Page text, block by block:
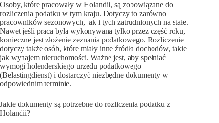
Osoby, które pracowały w Holandii, są zobowiązane do
rozliczenia podatku w tym kraju. Dotyczy to zarówno
pracowników sezonowych, jak i tych zatrudnionych na stałe.
Nawet jeśli praca była wykonywana tylko przez część roku,
konieczne jest złożenie zeznania podatkowego. Rozliczenie
dotyczy także osób, które miały inne źródła dochodów, takie
jak wynajem nieruchomości. Ważne jest, aby spełniać
wymogi holenderskiego urzędu podatkowego
(Belastingdienst) i dostarczyć niezbędne dokumenty w
odpowiednim terminie.
Jakie dokumenty są potrzebne do rozliczenia podatku z
Holandii?